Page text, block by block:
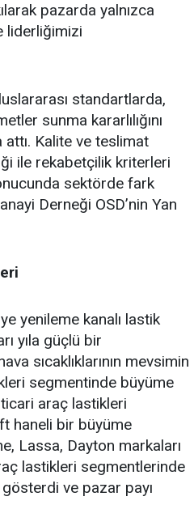
pazarda yalnızca
liderliğimizi
standartlarda,
sunma kararlılığını
Kalite ve teslimat
ile rekabetçilik kriterleri
sektörde fark
Derneği OSD’nin Yan
yenileme kanalı lastik
yıla güçlü bir
sıcaklıklarının mevsimin
segmentinde büyüme
araç lastikleri
haneli bir büyüme
Lassa, Dayton markaları
lastikleri segmentlerinde
ve pazar payı